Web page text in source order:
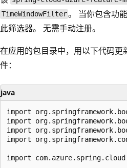
TimeWindowFilter。 当你包含功
此筛选器。 无需手动注册。
在应用的包目录中，用以下代码更
件：
java
import
import
import
import
import